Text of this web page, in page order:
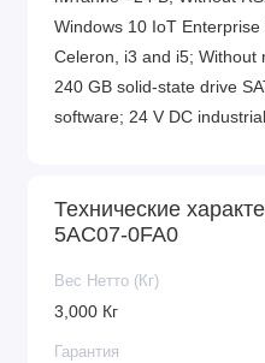
Windows 10 IoT
Celeron, i3 and i5; Without
240 GB solid-state drive
software; 24 V DC
Технические
5AC07-0FA0
Вес Нетто (Кг)
3,000 Кг
Гарантия